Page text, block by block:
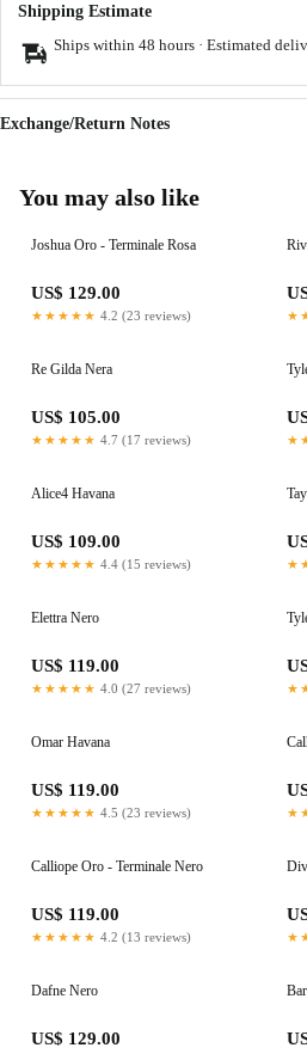
Shipping Estimate
Ships within 48 hours · Estimated
Exchange/Return Notes
You may also like
Joshua Oro - Terminale Rosa
US$ 129.00
★★★★★ 4.2 (23 reviews)
Re Gilda Nera
US$ 105.00
★★★★★ 4.7 (17 reviews)
Alice4 Havana
US$ 109.00
★★★★★ 4.4 (15 reviews)
Elettra Nero
US$ 119.00
★★★★★ 4.0 (27 reviews)
Omar Havana
US$ 119.00
★★★★★ 4.5 (23 reviews)
Calliope Oro - Terminale Nero
US$ 119.00
★★★★★ 4.2 (13 reviews)
Dafne Nero
US$ 129.00